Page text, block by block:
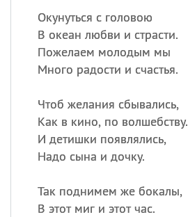
Окунуться с головою
В океан любви и страсти.
Пожелаем молодым мы
Много радости и счастья.
Чтоб желания сбывались,
Как в кино, по волшебству.
И детишки появлялись,
Надо сына и дочку.
Так поднимем же бокалы,
В этот миг и этот час.